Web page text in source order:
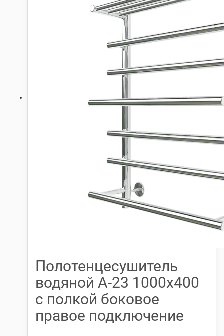
Полотенцесушитель
водяной А-23 1000х400
с полкой боковое
правое подключение